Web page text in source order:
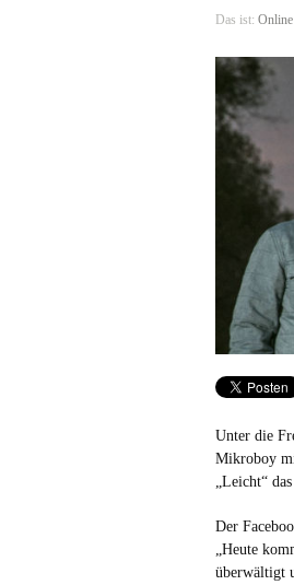
Das ist: Online
Unter die
Mikroboy
„Leicht“
Der
„Heute
überwältigt